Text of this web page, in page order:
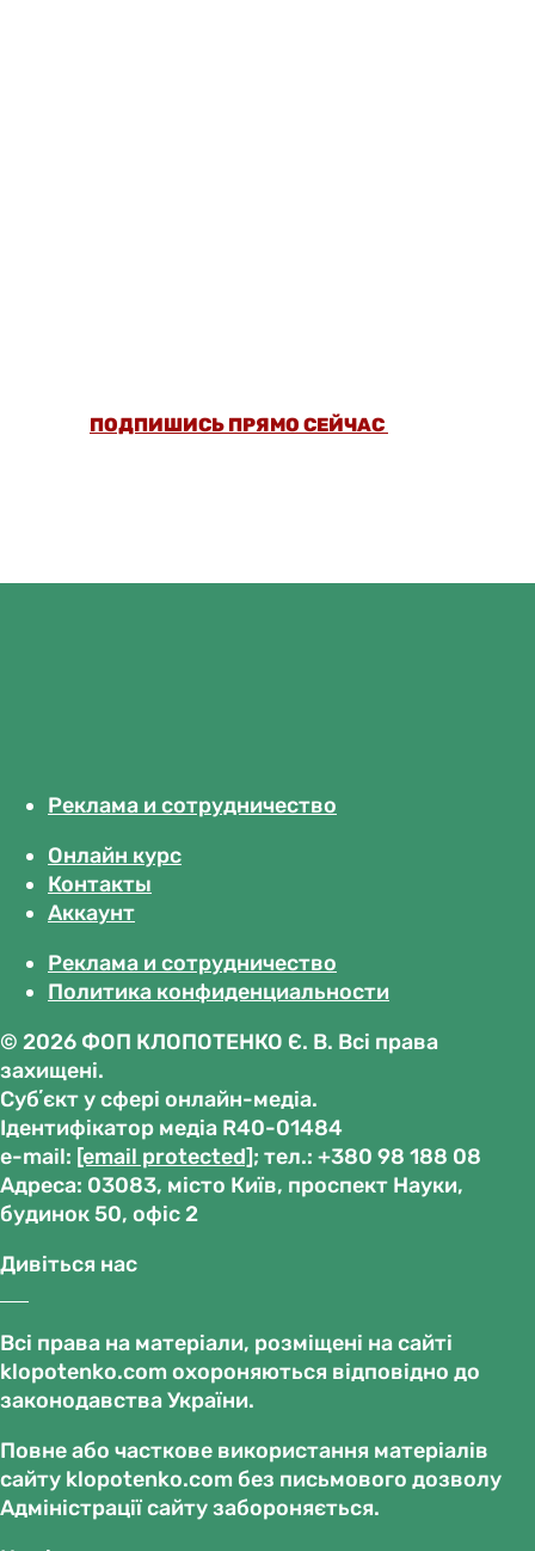
ПОДПИШИСЬ ПРЯМО СЕЙЧАС
Реклама и сотрудничество
Онлайн курс
Контакты
Аккаунт
Реклама и сотрудничество
Политика конфиденциальности
© 2026 ФОП КЛОПОТЕНКО Є. В. Всі права
захищені.
Субʼєкт у сфері онлайн-медіа.
Ідентифікатор медіа R40-01484
е-mail: [email protected]; тел.: +380 98 188 08
Адреса: 03083, місто Київ, проспект Науки,
будинок 50, офіс 2
Дивіться нас
Всі права на матеріали, розміщені на сайті
klopotenko.com охороняються відповідно до
законодавства України.
Повне або часткове використання матеріалів
сайту klopotenko.com без письмового дозволу
Адміністрації сайту забороняється.